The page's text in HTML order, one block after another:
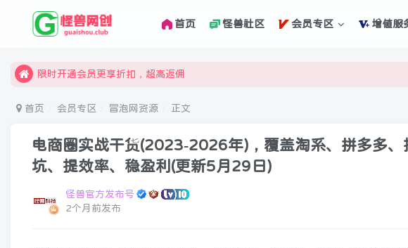
首页 怪兽社区 会员专区 增值服
汇集各领域的创新者、创业者和副业经营者，共同探索创业和创新的未来
限时开通会员更享折扣，超高返佣
首页 会员专区 冒泡网资源 正文
电商圈实战干货(2023-2026年)，覆盖淘系、拼多多
坑、提效率、稳盈利(更新5月29日)
怪兽官方发布号
2个月前发布